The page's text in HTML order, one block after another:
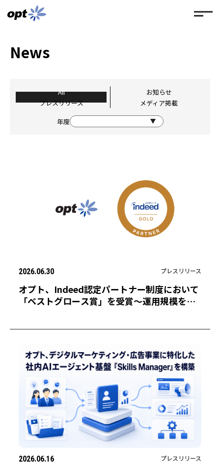
News
All
お知らせ
プレスリリース
メディア掲載
年度
2026.06.30 プレスリリース
オプト、Indeed認定パートナー制度において
「ベストグロース賞」を受賞〜運用規模を大
2026.06.16 プレスリリース